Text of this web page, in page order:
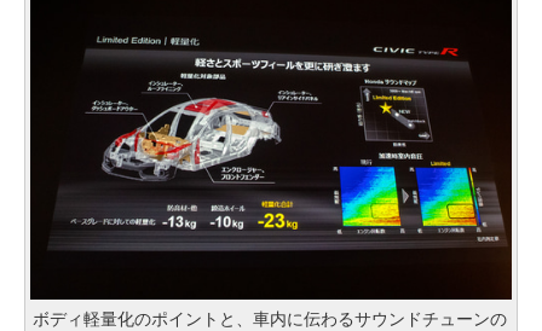
ボディ軽量化のポイントと、車内に伝わるサウンドチューンの